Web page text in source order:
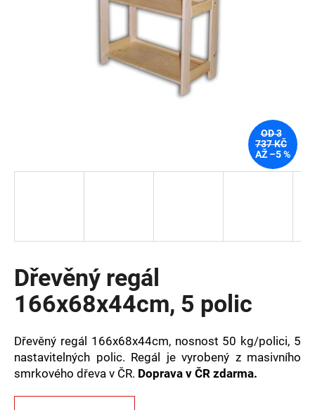
Dřevěný regál
166x68x44cm, 5 polic
Dřevěný regál 166x68x44cm, nosnost 50 kg/polici, 5
nastavitelných polic. Regál je vyrobený z masivního
smrkového dřeva v ČR. Doprava v ČR zdarma.
OD 3
737 KČ
AŽ –5 %
o
o
r
u
č
u
j
e
m
e